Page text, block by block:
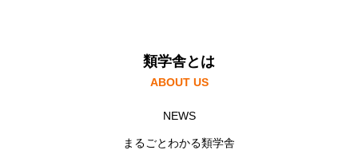
類学舎とは
ABOUT US
NEWS
まるごとわかる類学舎